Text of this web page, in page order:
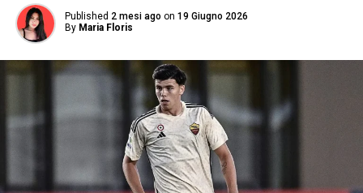
Published 2 mesi ago on 19 Giugno 2026
By Maria Floris